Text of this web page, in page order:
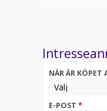
förarhytt,
gasolflaskor,
NÄR ÄR KÖPET
E-POST *